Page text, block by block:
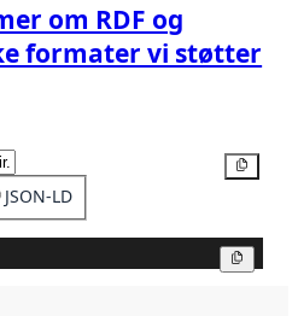
om RDF og
formater vi støtter
JSON-LD